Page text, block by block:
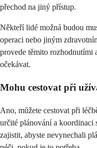
přechod na jiný přístup.
Někteří lidé možná budou
operaci nebo jiným
provede těmito rozhodnutími
očekávat.
Mohu cestovat při
Ano, můžete cestovat při
určité plánování a
zajistit, abyste nevynechali